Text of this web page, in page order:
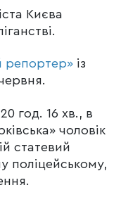
Києва
репортер» із
год. 16 хв., в
чоловік
статевий
поліцейському,